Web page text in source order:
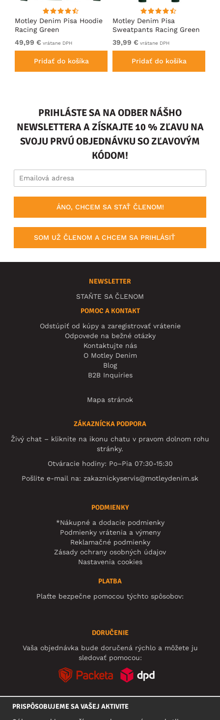
Motley Denim Pisa Hoodie
Racing Green
49,99 € vrátane DPH
Pridať do košíka
Motley Denim Pisa
Sweatpants Racing Green
39,99 € vrátane DPH
Pridať do košíka
PRIHLÁSTE SA NA ODBER NÁŠHO
NEWSLETTERA A ZÍSKAJTE 10 % ZĽAVU NA
SVOJU PRVÚ OBJEDNÁVKU SO ZĽAVOVÝM
KÓDOM!
ÁNO, CHCEM SA STAŤ ČLENOM!
SOM UŽ ČLENOM A CHCEM SA PRIHLÁSIŤ
NEWSLETTER
STAŇTE SA ČLENOM
POMOC A KONTAKT
Odstúpiť od kúpy a zaregistrovať vrátenie
Odpovede na bežné otázky
Kontaktujte nás
O Motley Denim
Blog
B2B Inquiries
Mapa stránok
ZÁKAZNÍCKA PODPORA
Živý chat – kliknite na ikonu chatu v pravom dolnom rohu
stránky.
Otváracie hodiny: Po–Pia 07:30-15:30
Pošlite e-mail na: zakaznickyservis@motleydenim.sk
PODMIENKY
*Nákupné a dodacie podmienky
Podmienky vrátenia a výmeny
Reklamačné podmienky
Zásady ochrany osobných údajov
Nastavenia cookies
PLATBA
Plaťte bezpečne pomocou týchto spôsobov:
DORUČENIE
Vaša objednávka bude doručená rýchlo a môžete ju
sledovať pomocou:
PRISPÔSOBUJEME SA VAŠEJ AKTIVITE